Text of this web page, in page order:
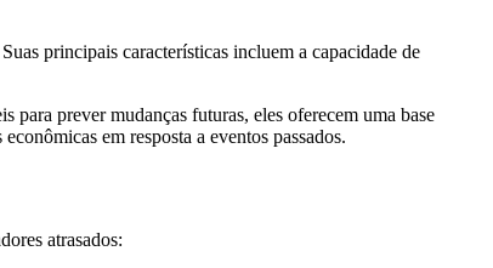
principais características incluem a capacidade de
para prever mudanças futuras, eles oferecem uma base
em resposta a eventos passados.
atrasados: